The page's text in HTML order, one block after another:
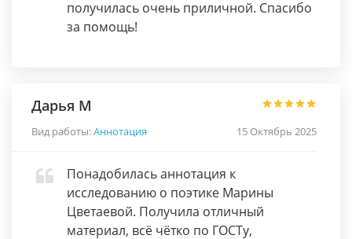
получилась очень приличной. Спасибо
за помощь!
Дарья М
Вид работы:Аннотация 15 Октябрь 2025
Понадобилась аннотация к
исследованию о поэтике Марины
Цветаевой. Получила отличный
материал, всё чётко по ГОСТу,